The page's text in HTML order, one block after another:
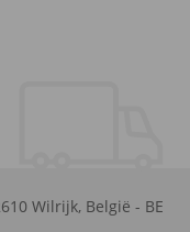
Wilrijk, België - BE